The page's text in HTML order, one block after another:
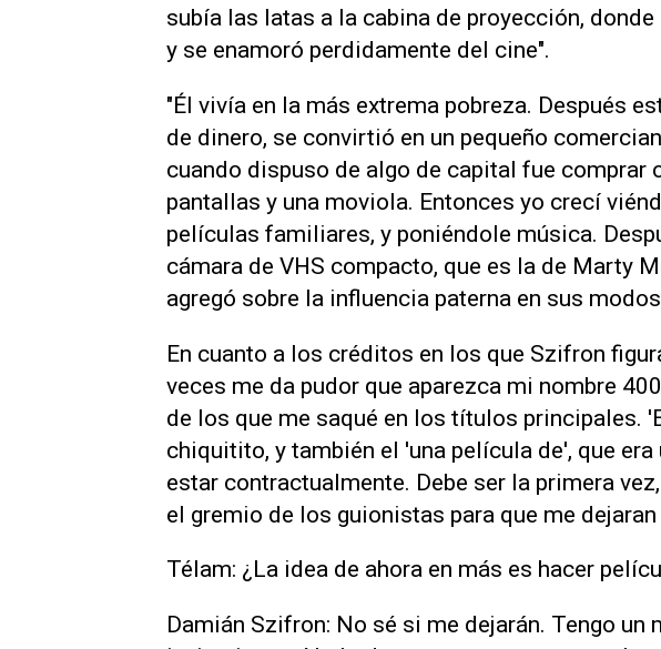
subía las latas a la cabina de proyección,
y se enamoró perdidamente del cine".
"Él vivía en la más extrema pobreza. Después
de dinero, se convirtió en un pequeño
cuando dispuso de algo de capital fue comprar
pantallas y una moviola. Entonces yo crecí
películas familiares, y poniéndole música.
cámara de VHS compacto, que es la de Marty
agregó sobre la influencia paterna en sus
En cuanto a los créditos en los que Szifron
veces me da pudor que aparezca mi nombre
de los que me saqué en los títulos principales.
chiquitito, y también el 'una película de', que
estar contractualmente. Debe ser la primera
el gremio de los guionistas para que me
Télam: ¿La idea de ahora en más es hacer
Damián Szifron: No sé si me dejarán. Tengo un